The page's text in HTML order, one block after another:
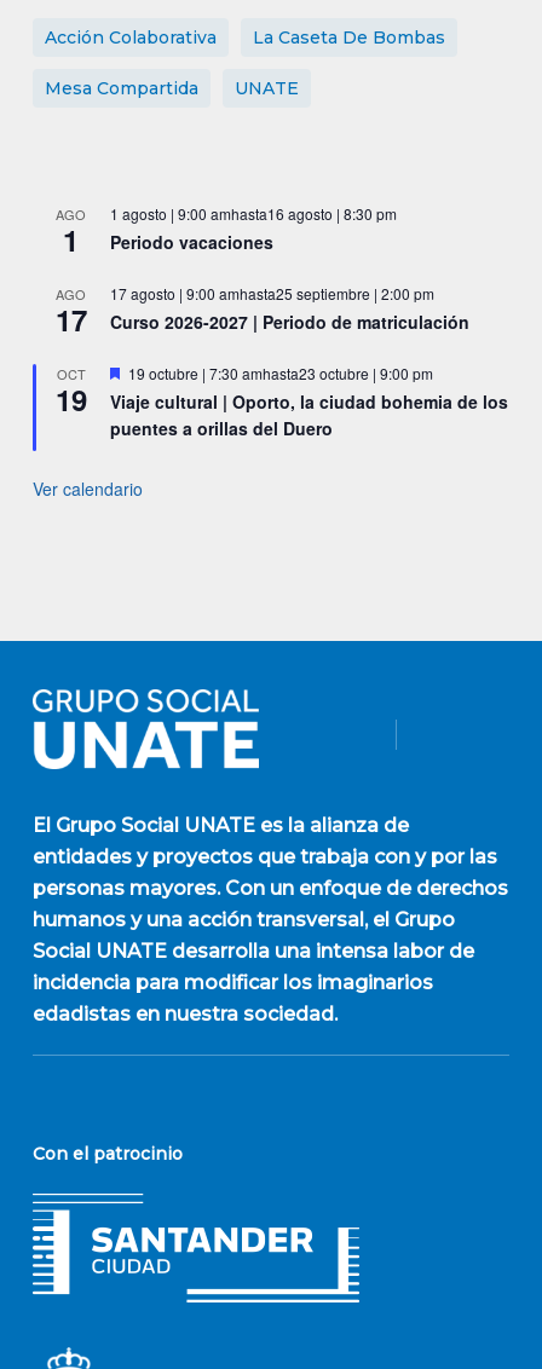
Acción Colaborativa La Caseta De Bombas
Mesa Compartida UNATE
AGO
1
1 agosto | 9:00 amhasta16 agosto | 8:30 pm
Periodo vacaciones
AGO
17
17 agosto | 9:00 amhasta25 septiembre | 2:00 pm
Curso 2026-2027 | Periodo de matriculación
OCT
19
Destacado
19 octubre | 7:30 amhasta23 octubre | 9:00 pm
Viaje cultural | Oporto, la ciudad bohemia de los
puentes a orillas del Duero
Ver calendario
El Grupo Social UNATEes la alianza de
entidades y proyectos que trabaja con y por las
personas mayores. Con un enfoque de derechos
humanos y una acción transversal, el Grupo
Social UNATE desarrolla una intensa labor de
incidencia para modificar los imaginarios
edadistas en nuestra sociedad.
Con el patrocinio